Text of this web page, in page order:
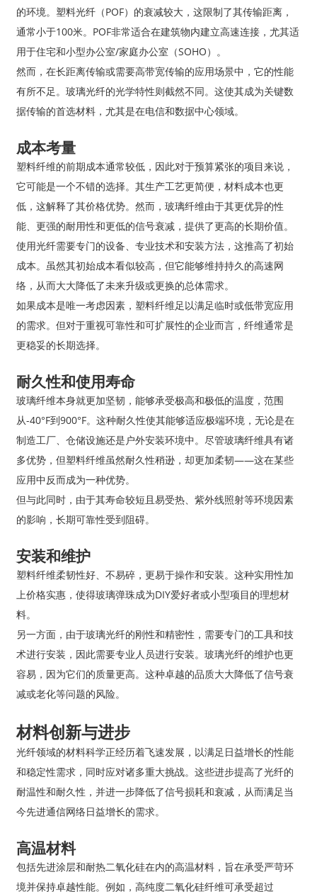
的环境。塑料光纤（POF）的衰减较大，这限制了其传输距离，
通常小于100米。POF非常适合在建筑物内建立高速连接，尤其适
用于住宅和小型办公室/家庭办公室（SOHO）。
然而，在长距离传输或需要高带宽传输的应用场景中，它的性能
有所不足。玻璃光纤的光学特性则截然不同。这使其成为关键数
据传输的首选材料，尤其是在电信和数据中心领域。
成本考量
塑料纤维的前期成本通常较低，因此对于预算紧张的项目来说，
它可能是一个不错的选择。其生产工艺更简便，材料成本也更
低，这解释了其价格优势。然而，玻璃纤维由于其更优异的性
能、更强的耐用性和更低的信号衰减，提供了更高的长期价值。
使用光纤需要专门的设备、专业技术和安装方法，这推高了初始
成本。虽然其初始成本看似较高，但它能够维持持久的高速网
络，从而大大降低了未来升级或更换的总体需求。
如果成本是唯一考虑因素，塑料纤维足以满足临时或低带宽应用
的需求。但对于重视可靠性和可扩展性的企业而言，纤维通常是
更稳妥的长期选择。
耐久性和使用寿命
玻璃纤维本身就更加坚韧，能够承受极高和极低的温度，范围
从-40°F到900°F。这种耐久性使其能够适应极端环境，无论是在
制造工厂、仓储设施还是户外安装环境中。尽管玻璃纤维具有诸
多优势，但塑料纤维虽然耐久性稍逊，却更加柔韧——这在某些
应用中反而成为一种优势。
但与此同时，由于其寿命较短且易受热、紫外线照射等环境因素
的影响，长期可靠性受到阻碍。
安装和维护
塑料纤维柔韧性好、不易碎，更易于操作和安装。这种实用性加
上价格实惠，使得玻璃弹珠成为DIY爱好者或小型项目的理想材
料。
另一方面，由于玻璃光纤的刚性和精密性，需要专门的工具和技
术进行安装，因此需要专业人员进行安装。玻璃光纤的维护也更
容易，因为它们的质量更高。这种卓越的品质大大降低了信号衰
减或老化等问题的风险。
材料创新与进步
光纤领域的材料科学正经历着飞速发展，以满足日益增长的性能
和稳定性需求，同时应对诸多重大挑战。这些进步提高了光纤的
耐温性和耐久性，并进一步降低了信号损耗和衰减，从而满足当
今先进通信网络日益增长的需求。
高温材料
包括先进涂层和耐热二氧化硅在内的高温材料，旨在承受严苛环
境并保持卓越性能。例如，高纯度二氧化硅纤维可承受超过